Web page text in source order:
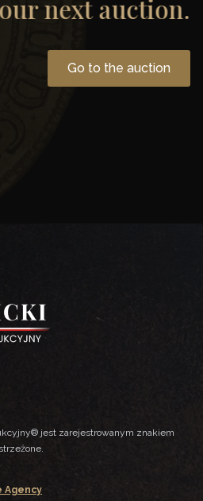
our next auction.
Go to the auction
jest zarejestrowanym znakiem
Agency